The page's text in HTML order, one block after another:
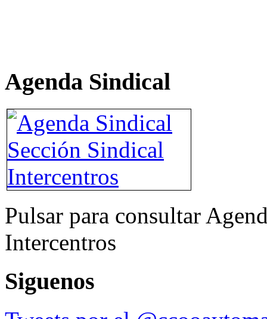
Agenda Sindical
Pulsar para consultar
Intercentros
Siguenos